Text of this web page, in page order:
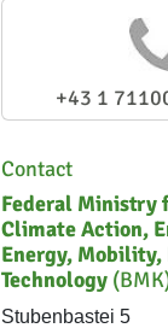
+43 1
Contact
Federal Ministry
Climate Action,
Energy,
Technology
Stubenbastei 5